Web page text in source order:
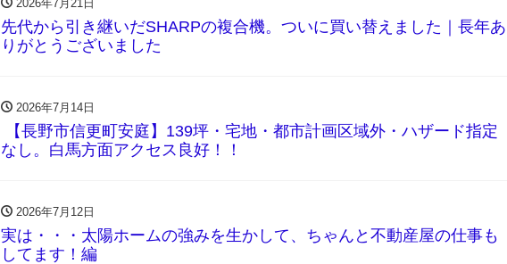
2026年7月21日
先代から引き継いだSHARPの複合機。ついに買い替えました｜長年あ
りがとうございました
2026年7月14日
【長野市信更町安庭】139坪・宅地・都市計画区域外・ハザード指定
なし。白馬方面アクセス良好！！
2026年7月12日
実は・・・太陽ホームの強みを生かして、ちゃんと不動産屋の仕事も
してます！編